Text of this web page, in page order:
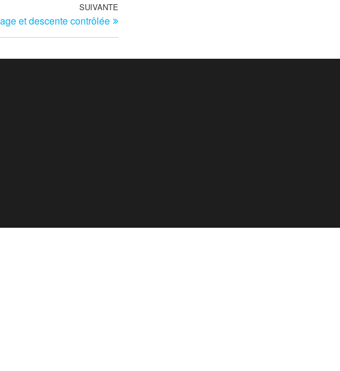
Article
suivant
SUIVANTE
et descente contrôlée